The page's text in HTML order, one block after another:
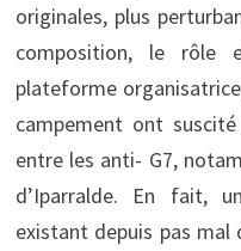
originales, plus
composition, le rôle
plateforme
campement ont
entre les anti- G7,
d’Iparralde. En fait,
existant depuis pas mal